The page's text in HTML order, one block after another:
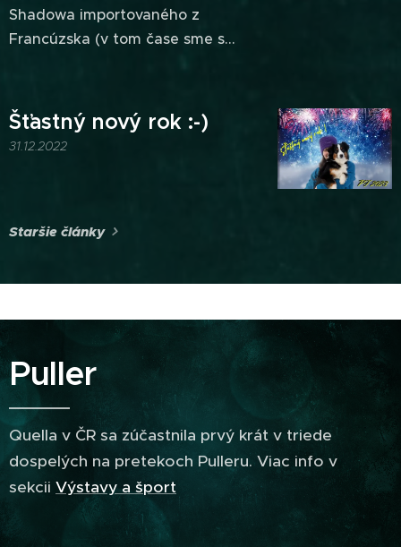
Shadowa importovaného z
Francúzska (v tom čase sme s...
Šťastný nový rok :-)
31.12.2022
Staršie články
Puller
Quella v ČR sa zúčastnila prvý krát v triede
dospelých na pretekoch Pulleru. Viac info v
sekcii Výstavy a šport